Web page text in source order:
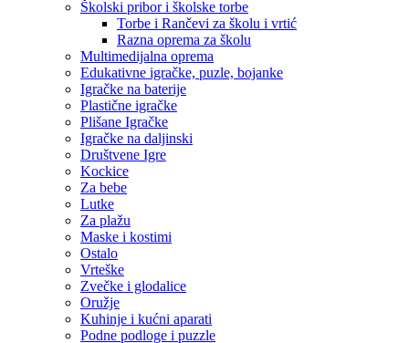
Školski pribor i školske torbe
Torbe i Rančevi za školu i vrtić
Razna oprema za školu
Multimedijalna oprema
Edukativne igračke, puzle, bojanke
Igračke na baterije
Plastične igračke
Plišane Igračke
Igračke na daljinski
Društvene Igre
Kockice
Za bebe
Lutke
Za plažu
Maske i kostimi
Ostalo
Vrteške
Zvečke i glodalice
Oružje
Kuhinje i kućni aparati
Podne podloge i puzzle